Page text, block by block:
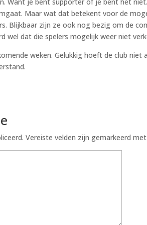
Maar wat dat betekent voor de
Blijkbaar zijn ze ook nog bezig om de
wel dat die spelers mogelijk weer niet
weken. Gelukkig hoeft de club
Vereiste velden zijn gemarkeerd